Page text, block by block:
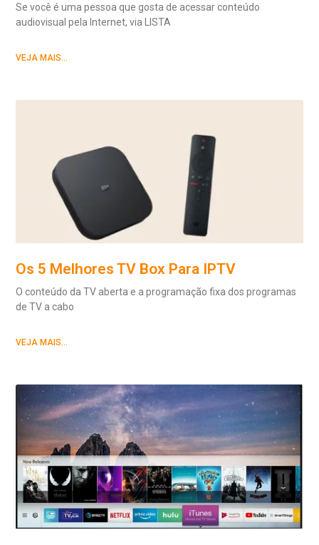
Se você é uma pessoa que gosta de acessar conteúdo
audiovisual pela Internet, via LISTA
VEJA MAIS...
Os 5 Melhores TV Box Para IPTV
O conteúdo da TV aberta e a programação fixa dos programas
de TV a cabo
VEJA MAIS...